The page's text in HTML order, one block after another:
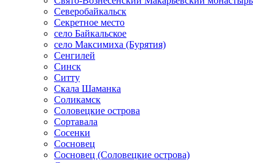
Северобайкальск
Секретное место
село Байкальское
село Максимиха (Бурятия)
Сенгилей
Синск
Ситту
Скала Шаманка
Соликамск
Соловецкие острова
Сортавала
Сосенки
Сосновец
Сосновец (Соловецкие острова)